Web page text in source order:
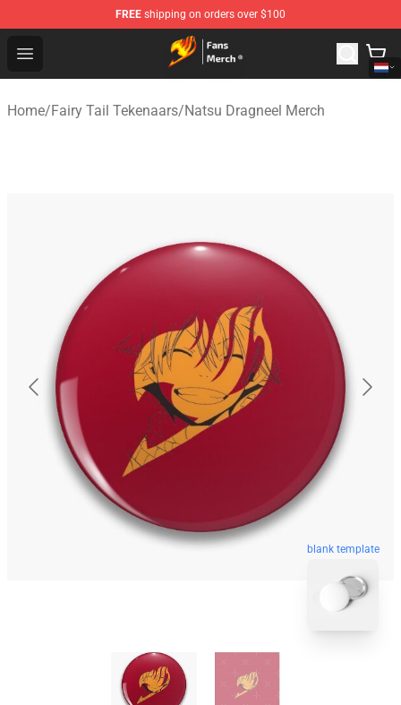
FREE shipping on orders over $100
Open menu
Fairy Tail Store - Official Fairy Tail Merchandise Shop
Home/Fairy Tail Tekenaars/Natsu Dragneel Merch
blank template